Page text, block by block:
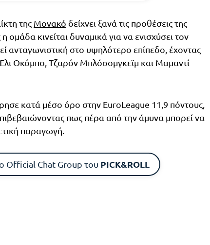
της Μονακό δείχνει ξανά τις προθέσεις της
κινείται δυναμικά για να ενισχύσει τον
ανταγωνιστική στο υψηλότερο επίπεδο, έχοντας
Οκόμπο, Τζαρόν Μπλόσομγκεϊμ και Μαμαντί
κατά μέσο όρο στην EuroLeague 11,9 πόντους,
πως πέρα από την άμυνα μπορεί να
παραγωγή.
Official Chat Group του PICK&ROLL